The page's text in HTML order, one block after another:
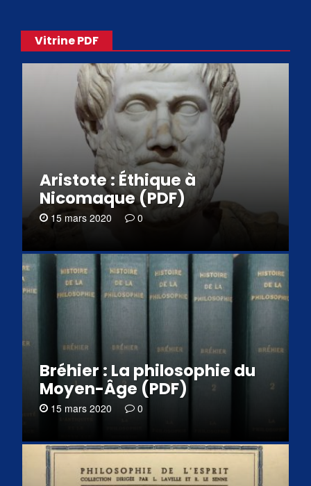
Vitrine PDF
Aristote : Éthique à
Nicomaque (PDF)
15 mars 2020 0
Bréhier : La philosophie du
Moyen-Âge (PDF)
15 mars 2020 0